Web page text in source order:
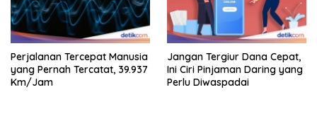
Perjalanan Tercepat Manusia
yang Pernah Tercatat, 39.937
Km/Jam
Jangan Tergiur Dana Cepat,
Ini Ciri Pinjaman Daring yang
Perlu Diwaspadai